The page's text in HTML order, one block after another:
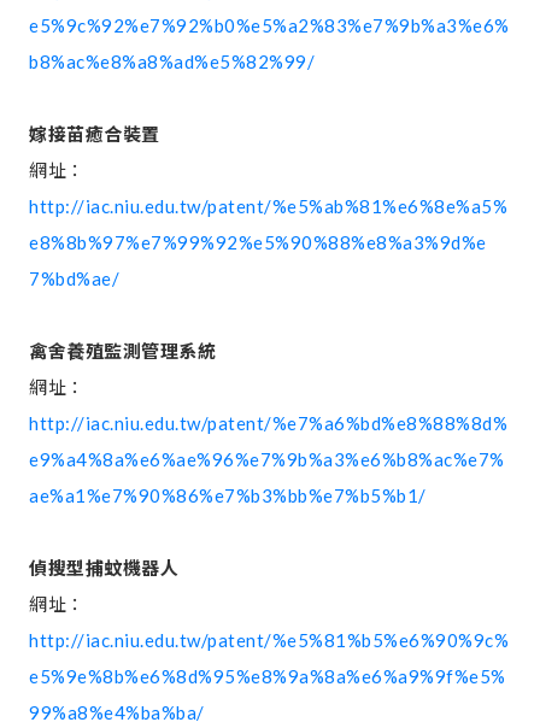
e5%9c%92%e7%92%b0%e5%a2%83%e7%9b%a3%e6%
b8%ac%e8%a8%ad%e5%82%99/
嫁接苗癒合裝置
網址：
http://iac.niu.edu.tw/patent/%e5%ab%81%e6%8e%a5%
e8%8b%97%e7%99%92%e5%90%88%e8%a3%9d%e
7%bd%ae/
禽舍養殖監測管理系統
網址：
http://iac.niu.edu.tw/patent/%e7%a6%bd%e8%88%8d%
e9%a4%8a%e6%ae%96%e7%9b%a3%e6%b8%ac%e7%
ae%a1%e7%90%86%e7%b3%bb%e7%b5%b1/
偵搜型捕蚊機器人
網址：
http://iac.niu.edu.tw/patent/%e5%81%b5%e6%90%9c%
e5%9e%8b%e6%8d%95%e8%9a%8a%e6%a9%9f%e5%
99%a8%e4%ba%ba/